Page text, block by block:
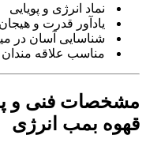
نماد انرژی و پویایی
یادآور قدرت و هیجان
شناسایی آسان در
مناسب علاقه
مشخصات فنی و
قهوه بمب انرژی